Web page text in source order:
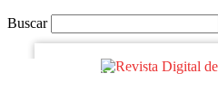
tu contraseña
Buscar
DISSABTE, AGOST 8, 2026
Revista